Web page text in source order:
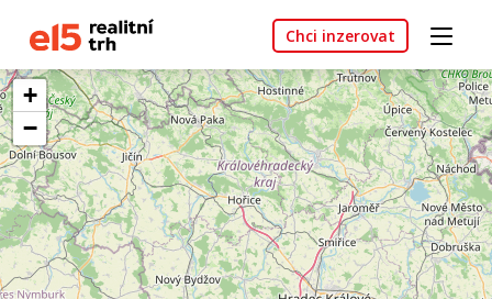
Chci inzerovat
+
−